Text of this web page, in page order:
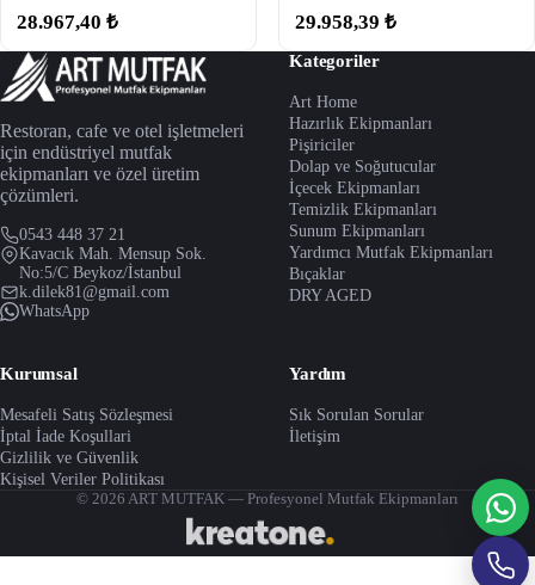
28.967,40 ₺ 29.958,39 ₺
Restoran, cafe ve otel işletmeleri
için endüstriyel mutfak
ekipmanları ve özel üretim
çözümleri.
0543 448 37 21
Kavacık Mah. Mensup Sok.
No:5/C Beykoz/İstanbul
k.dilek81@gmail.com
WhatsApp
Kategoriler
Art Home
Hazırlık Ekipmanları
Pişiriciler
Dolap ve Soğutucular
İçecek Ekipmanları
Temizlik Ekipmanları
Sunum Ekipmanları
Yardımcı Mutfak Ekipmanları
Bıçaklar
DRY AGED
Kurumsal
Mesafeli Satış Sözleşmesi
İptal İade Koşullari
Gizlilik ve Güvenlik
Kişisel Veriler Politikası
Yardım
Sık Sorulan Sorular
İletişim
© 2026 ART MUTFAK — Profesyonel Mutfak Ekipmanları